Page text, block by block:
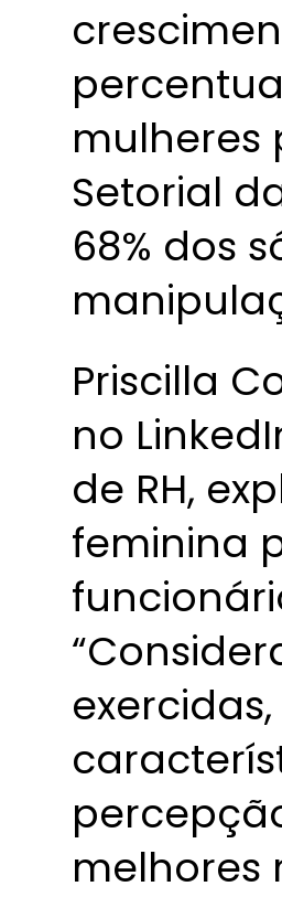
mulheres
Setorial
68% dos
Priscilla
no
de RH,
feminina